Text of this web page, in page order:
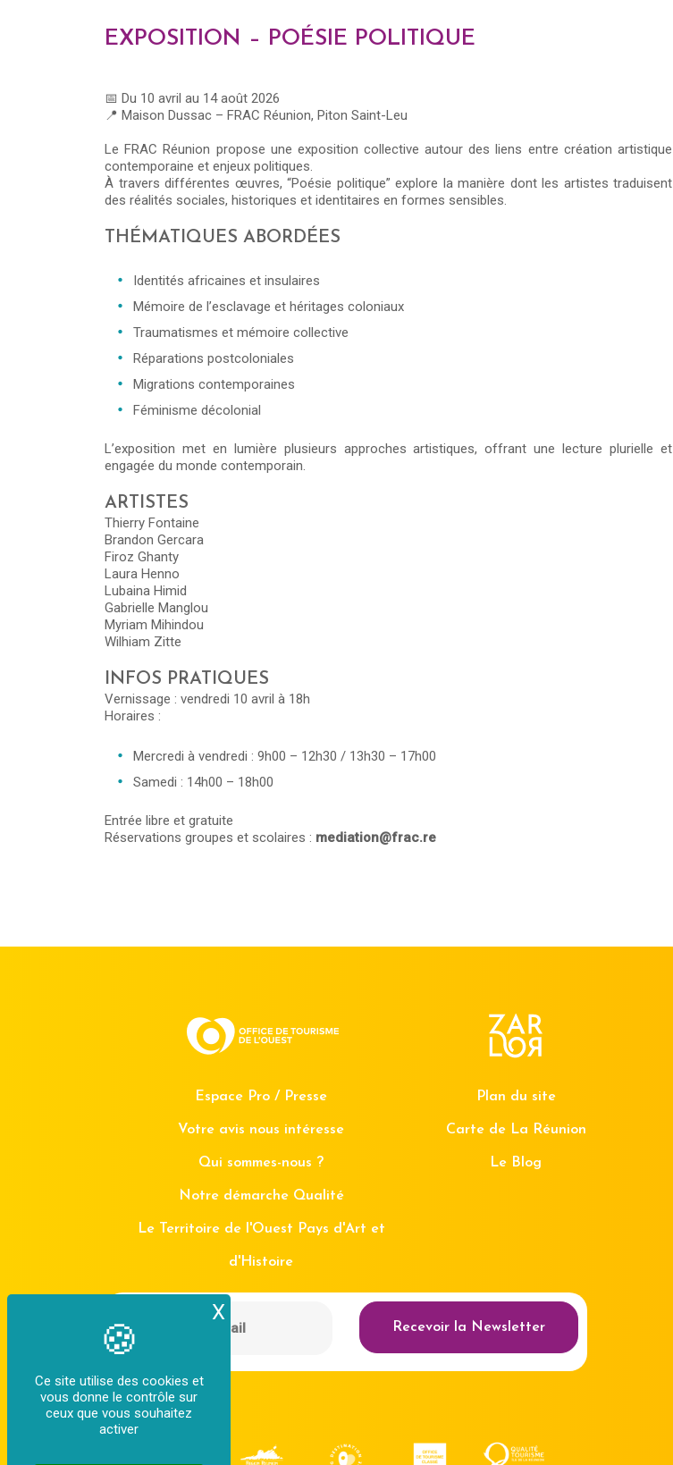
Ce site utilise des cookies et
vous donne le contrôle sur
ceux que vous souhaitez
activer
X Masquer le bandeau des cookies
EXPOSITION – POÉSIE POLITIQUE
📅 Du 10 avril au 14 août 2026
📍 Maison Dussac – FRAC Réunion, Piton Saint-Leu
Le FRAC Réunion propose une exposition collective autour des liens entre création artistique
contemporaine et enjeux politiques.
À travers différentes œuvres, “Poésie politique” explore la manière dont les artistes traduisent
des réalités sociales, historiques et identitaires en formes sensibles.
THÉMATIQUES ABORDÉES
Identités africaines et insulaires
Mémoire de l’esclavage et héritages coloniaux
Traumatismes et mémoire collective
Réparations postcoloniales
Migrations contemporaines
Féminisme décolonial
L’exposition met en lumière plusieurs approches artistiques, offrant une lecture plurielle et
engagée du monde contemporain.
ARTISTES
Thierry Fontaine
Brandon Gercara
Firoz Ghanty
Laura Henno
Lubaina Himid
Gabrielle Manglou
Myriam Mihindou
Wilhiam Zitte
INFOS PRATIQUES
Vernissage : vendredi 10 avril à 18h
Horaires :
Mercredi à vendredi : 9h00 – 12h30 / 13h30 – 17h00
Samedi : 14h00 – 18h00
Entrée libre et gratuite
Réservations groupes et scolaires : mediation@frac.re
Espace Pro / Presse
Votre avis nous intéresse
Qui sommes-nous ?
Notre démarche Qualité
Le Territoire de l'Ouest Pays d'Art et
d'Histoire
Plan du site
Carte de La Réunion
Le Blog
Recevoir la Newsletter